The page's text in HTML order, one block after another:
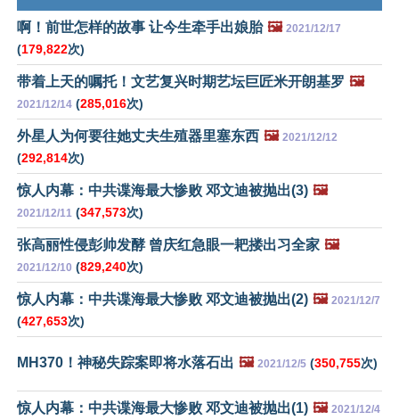
啊！前世怎样的故事 让今生牵手出娘胎 🖼️ 2021/12/17
(179,822次)
带着上天的嘱托！文艺复兴时期艺坛巨匠米开朗基罗 🖼️
2021/12/14 (285,016次)
外星人为何要往她丈夫生殖器里塞东西 🖼️ 2021/12/12
(292,814次)
惊人内幕：中共谍海最大惨败 邓文迪被抛出(3) 🖼️
2021/12/11 (347,573次)
张高丽性侵彭帅发酵 曾庆红急眼一耙搂出习全家 🖼️
2021/12/10 (829,240次)
惊人内幕：中共谍海最大惨败 邓文迪被抛出(2) 🖼️ 2021/12/7
(427,653次)
MH370！神秘失踪案即将水落石出 🖼️ 2021/12/5 (350,755次)
惊人内幕：中共谍海最大惨败 邓文迪被抛出(1) 🖼️ 2021/12/4